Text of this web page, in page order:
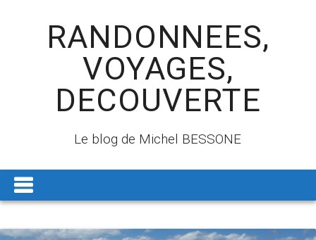
RANDONNEES,
VOYAGES,
DECOUVERTE
Le blog de Michel BESSONE